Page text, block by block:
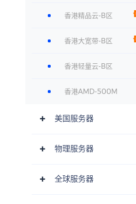
香港精品云-B区
香港大宽带-B区
香港轻量云-B区
香港AMD-500M
美国服务器
物理服务器
全球服务器